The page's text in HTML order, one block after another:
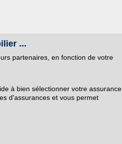
...
partenaires, en fonction de votre
à bien sélectionner votre assurance
d'assurances et vous permet